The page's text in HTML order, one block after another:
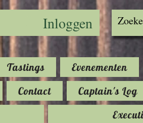
Inloggen
Tastings
Evenementen
Contact
Captain's Log